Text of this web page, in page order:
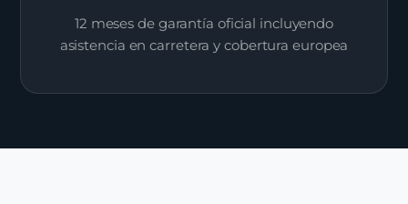
12 meses de garantía oficial incluyendo
asistencia en carretera y cobertura europea